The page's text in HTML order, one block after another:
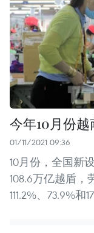
今年10月份
01/11/2021 09:36
10月份，全国新
108.6万亿越盾，
111.2%、73.9%和